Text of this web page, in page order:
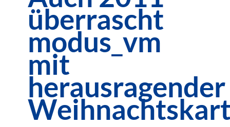
modus_vm
herausragender
Weihnachtskarte
überrascht
modus_vm
mit
herausragender